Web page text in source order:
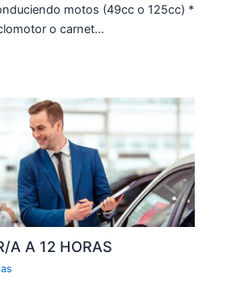
motos (49cc o 125cc) *
o carnet…
A A 12 HORAS